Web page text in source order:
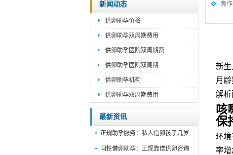
新闻动态
供卵助孕价格
供卵助孕双周期费用
供卵助孕医院双周期费
供卵助孕医院双周期
供卵助孕机构
供卵助孕双周期费用
最新资讯
正规助孕服务：私人借卵孩子几岁
同性借卵助孕：正规靠谱供卵咨询
焦
新
月
解析
咳
保
环
率增